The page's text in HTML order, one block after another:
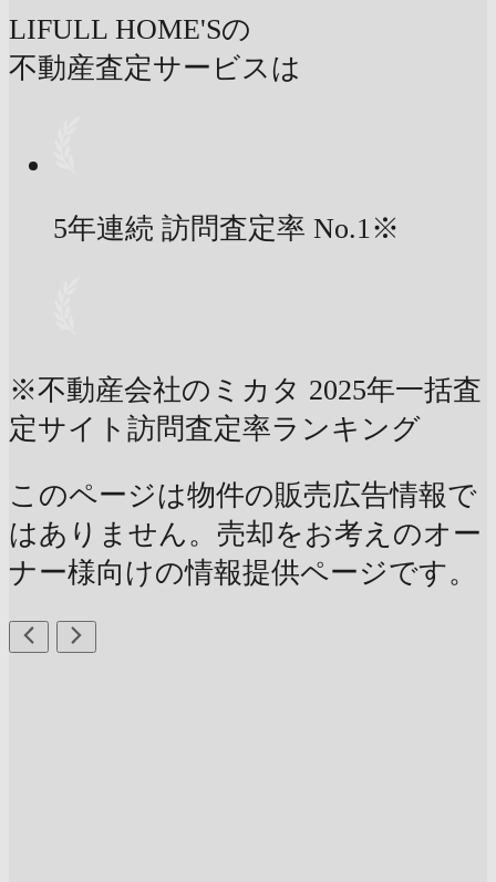
LIFULL HOME'Sの
不動産査定サービスは
5年連続 訪問査定率 No.1※
※不動産会社のミカタ 2025年一括査
定サイト訪問査定率ランキング
このページは物件の販売広告情報で
はありません。売却をお考えのオー
ナー様向けの情報提供ページです。